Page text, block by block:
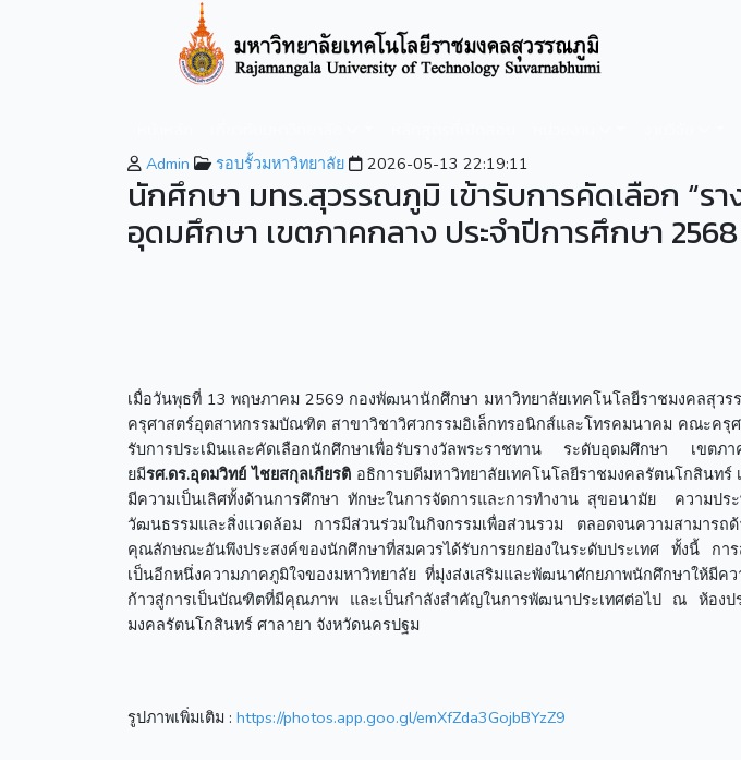
Admin รอบรั้วมหาวิทยาลัย 2026-05-13 22:19:11
นักศึกษา มทร.สุวรรณภูมิ เข้ารับการคัดเลือก “รา
อุดมศึกษา เขตภาคกลาง ประจำปีการศึกษา 2568
เมื่อวันพุธที่ 13 พฤษภาคม 2569 กองพัฒนานักศึกษา มหาวิทยาลัยเทคโนโลยีราชมงคลสุ
ครุศาสตร์อุตสาหกรรมบัณฑิต สาขาวิชาวิศวกรรมอิเล็กทรอนิกส์และโทรคมนาคม คณะครุ
รับการประเมินและคัดเลือกนักศึกษาเพื่อรับรางวัลพระราชทาน ระดับอุดมศึกษา เ
ยมีรศ.ดร.อุดมวิทย์ ไชยสกุลเกียรติอธิการบดีมหาวิทยาลัยเทคโนโลยีราชมงคลรัตนโกสินทร์
มีความเป็นเลิศทั้งด้านการศึกษา ทักษะในการจัดการและการทำงาน สุขอนามัย ความป
วัฒนธรรมและสิ่งแวดล้อม การมีส่วนร่วมในกิจกรรมเพื่อส่วนรวม ตลอดจนความสามารถ
คุณลักษณะอันพึงประสงค์ของนักศึกษาที่สมควรได้รับการยกย่องในระดับประเทศ ทั้งนี้ กา
เป็นอีกหนึ่งความภาคภูมิใจของมหาวิทยาลัย ที่มุ่งส่งเสริมและพัฒนาศักยภาพนักศึกษาให้
ก้าวสู่การเป็นบัณฑิตที่มีคุณภาพ และเป็นกำลังสำคัญในการพัฒนาประเทศต่อไป ณ ห้องป
มงคลรัตนโกสินทร์ ศาลายา จังหวัดนครปฐม
รูปภาพเพิ่มเติม : https://photos.app.goo.gl/emXfZda3GojbBYzZ9